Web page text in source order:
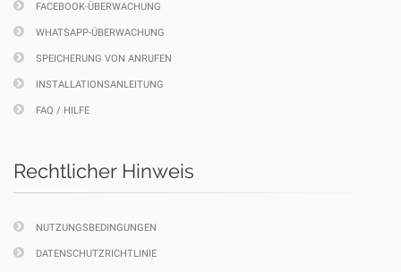
FACEBOOK-ÜBERWACHUNG
WHATSAPP-ÜBERWACHUNG
SPEICHERUNG VON ANRUFEN
INSTALLATIONSANLEITUNG
FAQ / HILFE
Rechtlicher Hinweis
NUTZUNGSBEDINGUNGEN
DATENSCHUTZRICHTLINIE